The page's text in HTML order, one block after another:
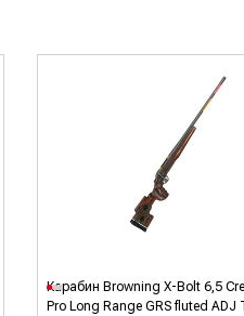
Карабин Browning X-Bolt 6,5
Pro Long Range GRS fluted ADJ